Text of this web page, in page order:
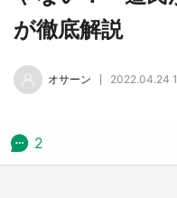
『薬屋のひ
む 六本木
限定グッ
が徹底解説
オサーン 2022.04.24
2